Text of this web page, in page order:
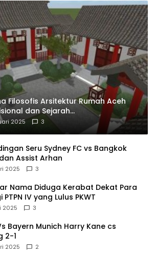
Filosofis Arsitektur Rumah Aceh
dan Sejarah
2025 3
Seru Sydney FC vs Bangkok
Assist Arhan
2025 3
Nama Diduga Kerabat Dekat Para
PTPN IV yang Lulus PKWT
2025 3
Bayern Munich Harry Kane cs
2-1
2025 2